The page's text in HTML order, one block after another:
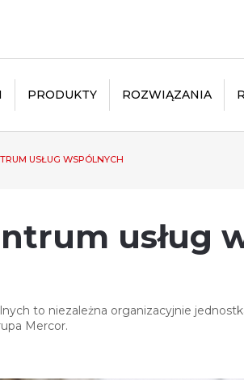
PRODUKTY ROZWIĄZANIA
USŁUG WSPÓLNYCH
usług
to niezależna organizacyjnie
Mercor.